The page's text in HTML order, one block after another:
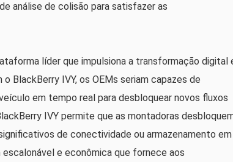
análise de colisão para satisfazer as
líder que impulsiona a transformação digital
BlackBerry IVY, os OEMs seriam capazes de
em tempo real para desbloquear novos fluxos
IVY permite que as montadoras
de conectividade ou armazenamento em
e econômica que fornece aos